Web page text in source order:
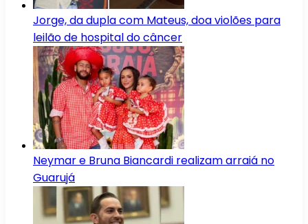
Jorge, da dupla com Mateus, doa violões para
leilão de hospital do câncer
Neymar e Bruna Biancardi realizam arraiá no
Guarujá